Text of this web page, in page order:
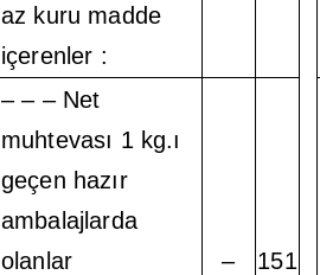
az kuru madde
içerenler :
– – – Net
muhtevası 1 kg.ı
geçen hazır
ambalajlarda
olanlar
– 151